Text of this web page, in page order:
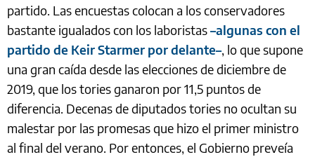
partido. Las encuestas colocan a los conservadores
bastante igualados con los laboristas–algunas con el
partido de Keir Starmer por delante–, lo que supone
una gran caída desde las elecciones de diciembre de
2019, que los tories ganaron por 11,5 puntos de
diferencia. Decenas de diputados tories no ocultan su
malestar por las promesas que hizo el primer ministro
al final del verano. Por entonces, el Gobierno preveía